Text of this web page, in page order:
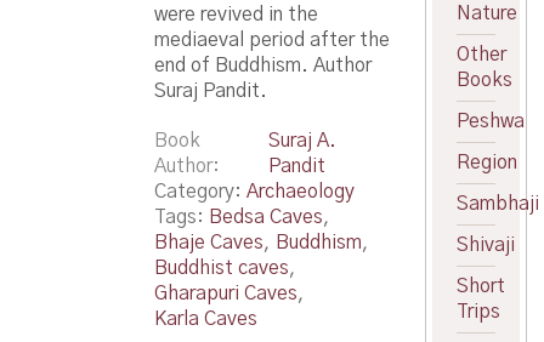
were revived in the
mediaeval period after the
end of Buddhism. Author
Suraj Pandit.
Book
Author
Suraj A.
Pandit
Category: Archaeology
Tags: Bedsa Caves,
Bhaje Caves, Buddhism,
Buddhist caves,
Gharapuri Caves,
Karla Caves
Nature
Other
Books
Peshwa
Region
Sambhaji
Shivaji
Short
Trips